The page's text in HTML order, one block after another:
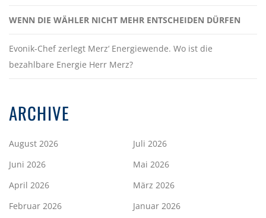
WENN DIE WÄHLER NICHT MEHR ENTSCHEIDEN DÜRFEN
Evonik-Chef zerlegt Merz‘ Energiewende. Wo ist die
bezahlbare Energie Herr Merz?
ARCHIVE
August 2026
Juli 2026
Juni 2026
Mai 2026
April 2026
März 2026
Februar 2026
Januar 2026